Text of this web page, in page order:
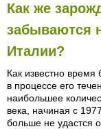
Как же
забываются
Италии?
Как известно время
в процессе его
наибольшее
века, начиная с
больше не удастся